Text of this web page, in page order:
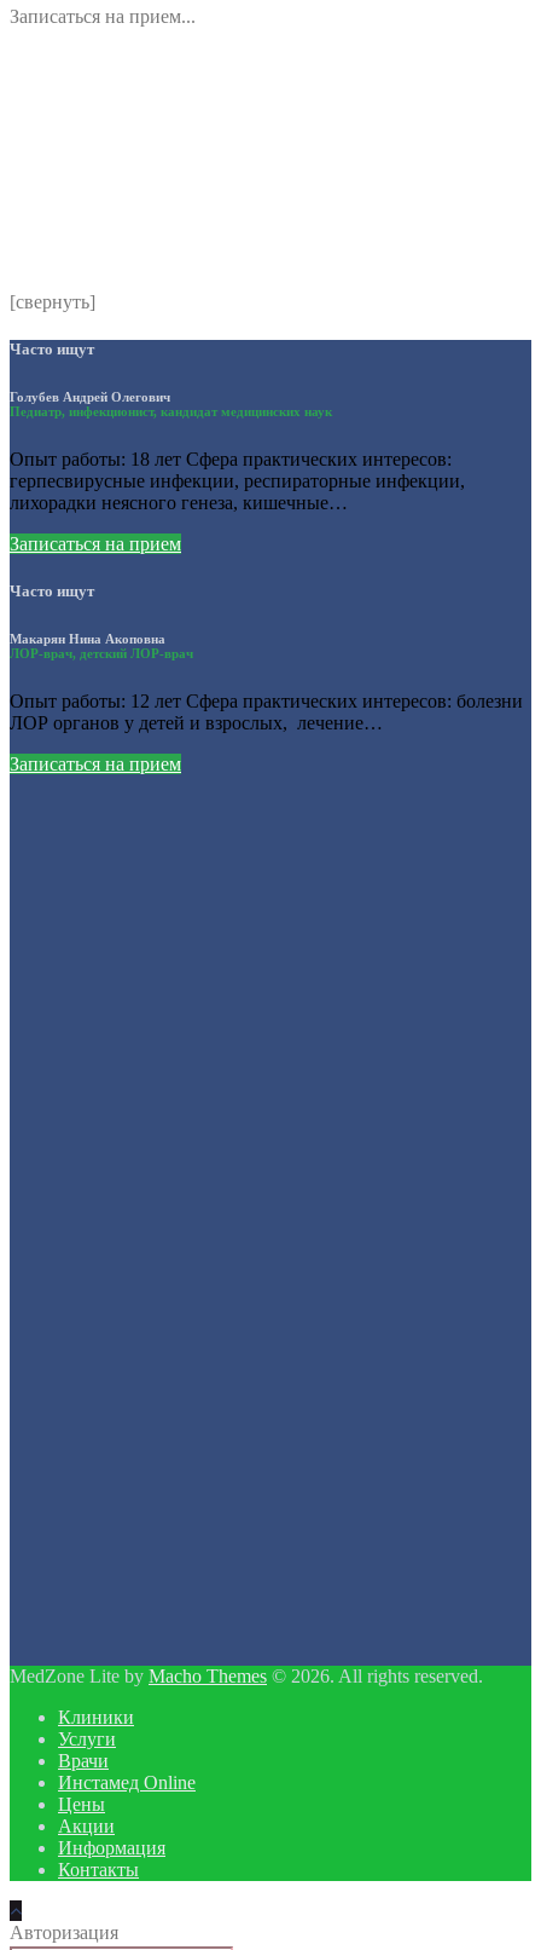
Записаться на прием...
[свернуть]
Часто ищут
Голубев Андрей Олегович
Педиатр, инфекционист, кандидат медицинских наук
Опыт работы: 18 лет Сфера практических интересов:
герпесвирусные инфекции, респираторные инфекции,
лихорадки неясного генеза, кишечные…
Записаться на прием
Часто ищут
Макарян Нина Акоповна
ЛОР-врач, детский ЛОР-врач
Опыт работы: 12 лет Сфера практических интересов: болезни
ЛОР органов у детей и взрослых, лечение…
Записаться на прием
MedZone Lite by Macho Themes © 2026. All rights reserved.
Клиники
Услуги
Врачи
Инстамед Online
Цены
Акции
Информация
Контакты
Авторизация